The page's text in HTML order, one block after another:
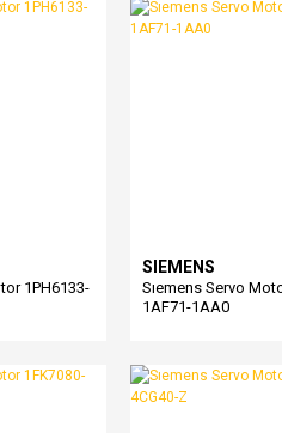
1PH6133-
SIEMENS
Sıemens Servo
1AF71-1AA0